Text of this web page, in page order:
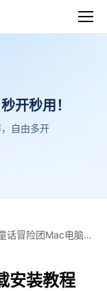
开秒用！
自由多开
话冒险团Mac电脑版
安装教程